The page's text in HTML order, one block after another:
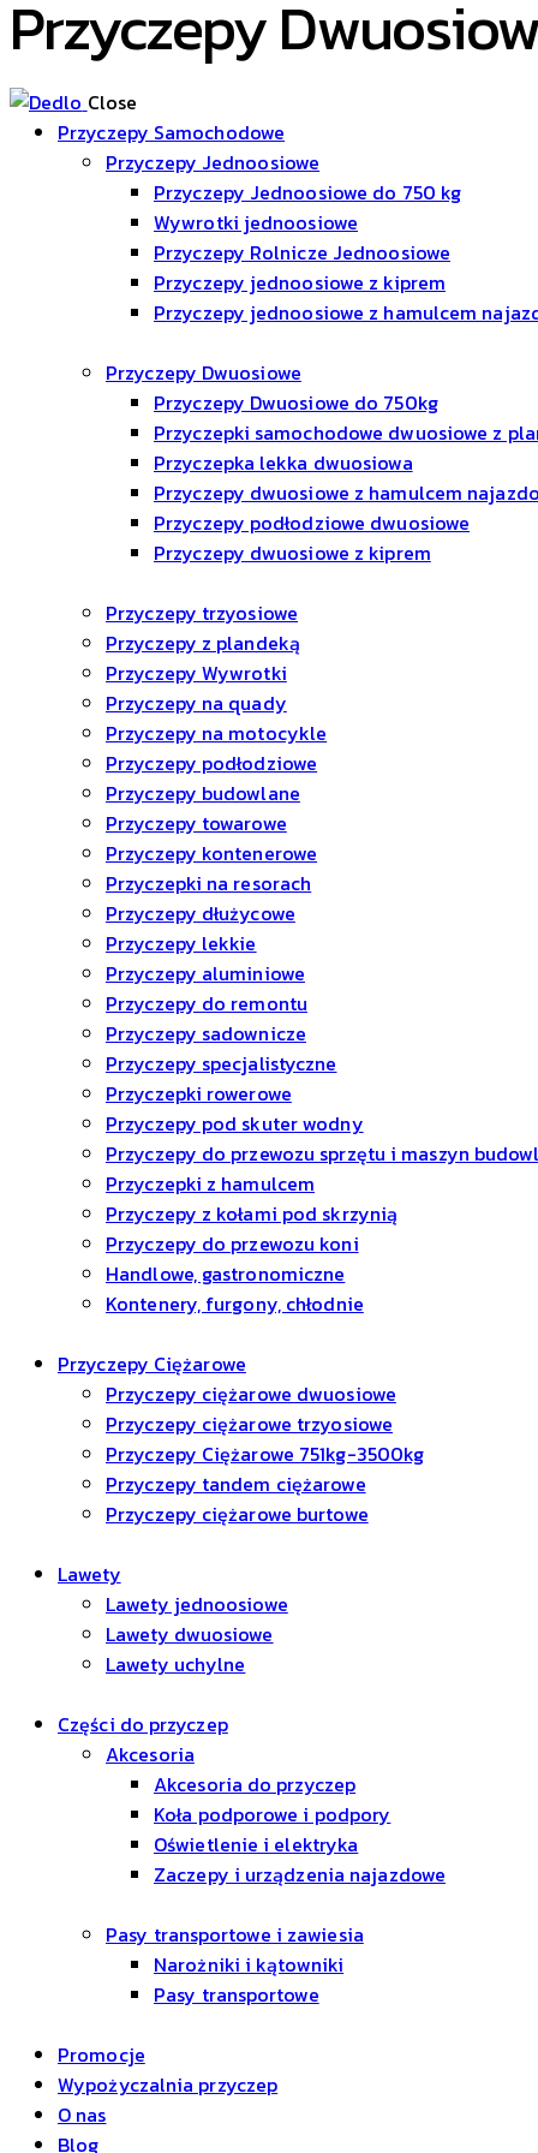
Przyczepy
Close
Przyczepy Samochodowe
Przyczepy Jednoosiowe
Przyczepy Jednoosiowe do 750 kg
Wywrotki jednoosiowe
Przyczepy Rolnicze Jednoosiowe
Przyczepy jednoosiowe z kiprem
Przyczepy jednoosiowe z hamulcem
Przyczepy Dwuosiowe
Przyczepy Dwuosiowe do 750kg
Przyczepki samochodowe dwuosiowe z
Przyczepka lekka dwuosiowa
Przyczepy dwuosiowe z hamulcem
Przyczepy podłodziowe dwuosiowe
Przyczepy dwuosiowe z kiprem
Przyczepy trzyosiowe
Przyczepy z plandeką
Przyczepy Wywrotki
Przyczepy na quady
Przyczepy na motocykle
Przyczepy podłodziowe
Przyczepy budowlane
Przyczepy towarowe
Przyczepy kontenerowe
Przyczepki na resorach
Przyczepy dłużycowe
Przyczepy lekkie
Przyczepy aluminiowe
Przyczepy do remontu
Przyczepy sadownicze
Przyczepy specjalistyczne
Przyczepki rowerowe
Przyczepy pod skuter wodny
Przyczepy do przewozu sprzętu i maszyn
Przyczepki z hamulcem
Przyczepy z kołami pod skrzynią
Przyczepy do przewozu koni
Handlowe, gastronomiczne
Kontenery, furgony, chłodnie
Przyczepy Ciężarowe
Przyczepy ciężarowe dwuosiowe
Przyczepy ciężarowe trzyosiowe
Przyczepy Ciężarowe 751kg-3500kg
Przyczepy tandem ciężarowe
Przyczepy ciężarowe burtowe
Lawety
Lawety jednoosiowe
Lawety dwuosiowe
Lawety uchylne
Części do przyczep
Akcesoria
Akcesoria do przyczep
Koła podporowe i podpory
Oświetlenie i elektryka
Zaczepy i urządzenia najazdowe
Pasy transportowe i zawiesia
Narożniki i kątowniki
Pasy transportowe
Promocje
Wypożyczalnia przyczep
O nas
Blog